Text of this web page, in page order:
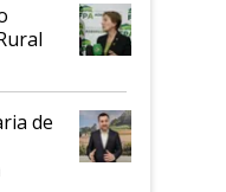
de